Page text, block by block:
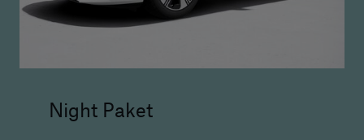
Night Paket